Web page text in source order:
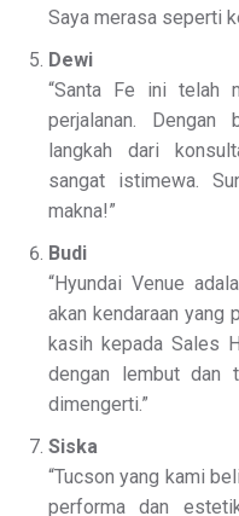
Saya merasa seperti
Dewi
“Santa Fe ini telah
perjalanan. Dengan
langkah dari
sangat istimewa.
makna!”
Budi
“Hyundai Venue
akan kendaraan yang
kasih kepada Sales
dengan lembut dan
dimengerti.”
Siska
“Tucson yang kami
performa dan